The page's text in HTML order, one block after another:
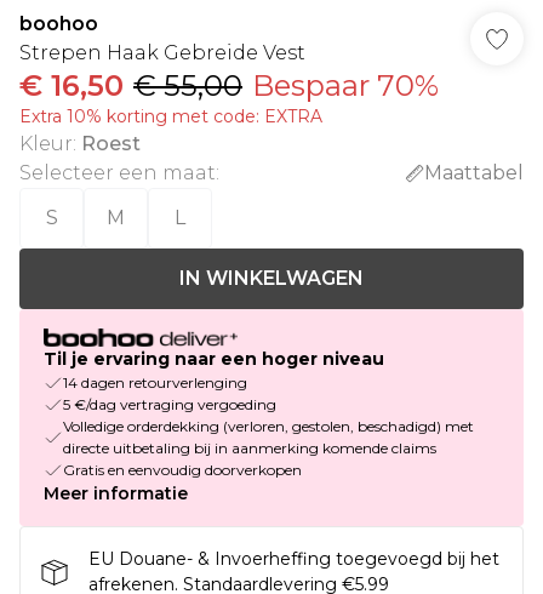
boohoo
Strepen Haak Gebreide Vest
€ 16,50 € 55,00 Bespaar 70%
Extra 10% korting met code: EXTRA
Kleur: Roest
Selecteer een maat:
Maattabel
S
M L
IN WINKELWAGEN
Til je ervaring naar een hoger niveau
14 dagen retourverlenging
5 €/dag vertraging vergoeding
Volledige orderdekking (verloren, gestolen, beschadigd) met
directe uitbetaling bij in aanmerking komende claims
Gratis en eenvoudig doorverkopen
Meer informatie
EU Douane- & Invoerheffing toegevoegd bij het
afrekenen. Standaardlevering €5.99